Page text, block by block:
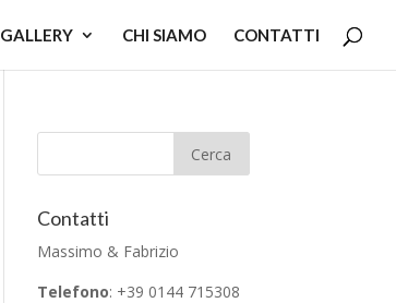
GALLERY CHI SIAMO CONTATTI
Contatti
Massimo & Fabrizio
Telefono: +39 0144 715308